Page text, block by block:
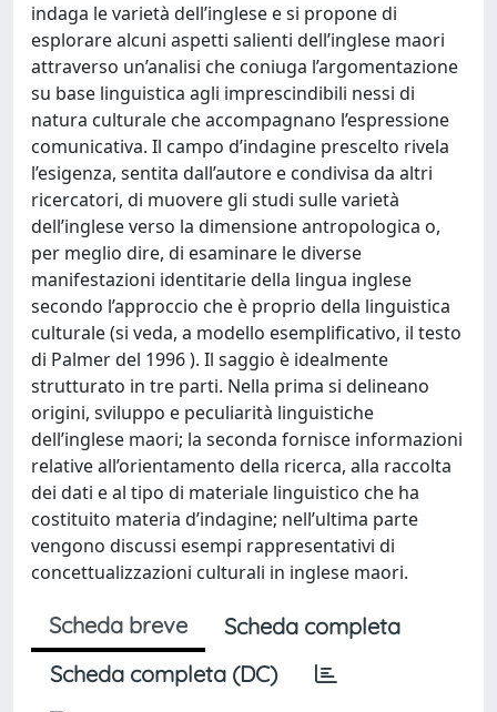
indaga le varietà dell’inglese e si propone di
esplorare alcuni aspetti salienti dell’inglese maori
attraverso un’analisi che coniuga l’argomentazione
su base linguistica agli imprescindibili nessi di
natura culturale che accompagnano l’espressione
comunicativa. Il campo d’indagine prescelto rivela
l’esigenza, sentita dall’autore e condivisa da altri
ricercatori, di muovere gli studi sulle varietà
dell’inglese verso la dimensione antropologica o,
per meglio dire, di esaminare le diverse
manifestazioni identitarie della lingua inglese
secondo l’approccio che è proprio della linguistica
culturale (si veda, a modello esemplificativo, il testo
di Palmer del 1996 ). Il saggio è idealmente
strutturato in tre parti. Nella prima si delineano
origini, sviluppo e peculiarità linguistiche
dell’inglese maori; la seconda fornisce informazioni
relative all’orientamento della ricerca, alla raccolta
dei dati e al tipo di materiale linguistico che ha
costituito materia d’indagine; nell’ultima parte
vengono discussi esempi rappresentativi di
concettualizzazioni culturali in inglese maori.
Scheda breve
Scheda completa
Scheda completa (DC)